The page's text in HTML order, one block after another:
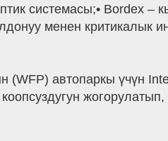
системасы;• Bordex –
менен критикалык
(WFP) автопаркы үчүн
жогорулатып,